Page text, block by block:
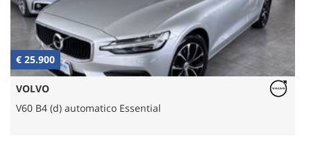
€ 25.900
VOLVO
V60 B4 (d) automatico Essential